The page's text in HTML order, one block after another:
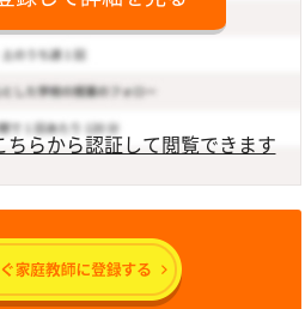
ちらから認証して閲覧できます